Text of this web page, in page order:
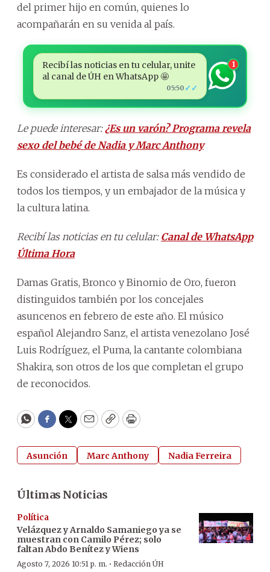
del primer hijo en común, quienes lo
acompañarán en su venida al país.
Recibí las noticias en tu celular, unite
al canal de ÚH en WhatsApp 🤩
05:50 ✓✓
1
Le puede interesar:¿Es un varón? Programa revela
sexo del bebé de Nadia y Marc Anthony
Es considerado el artista de salsa más vendido de
todos los tiempos, y un embajador de la música y
la cultura latina.
Recibí las noticias en tu celular: Canal de WhatsApp
Última Hora
Damas Gratis, Bronco y Binomio de Oro, fueron
distinguidos también por los concejales
asuncenos en febrero de este año. El músico
español Alejandro Sanz, el artista venezolano José
Luis Rodríguez, el Puma, la cantante colombiana
Shakira, son otros de los que completan el grupo
de reconocidos.
WhatsApp
Facebook
Twitter
EmailCopyPrint
Asunción Marc Anthony Nadia Ferreira
Últimas Noticias
Política
Velázquez y Arnaldo Samaniego ya se
muestran con Camilo Pérez; solo
faltan Abdo Benítez y Wiens
Agosto 7, 2026 10:51 p. m. · Redacción ÚH